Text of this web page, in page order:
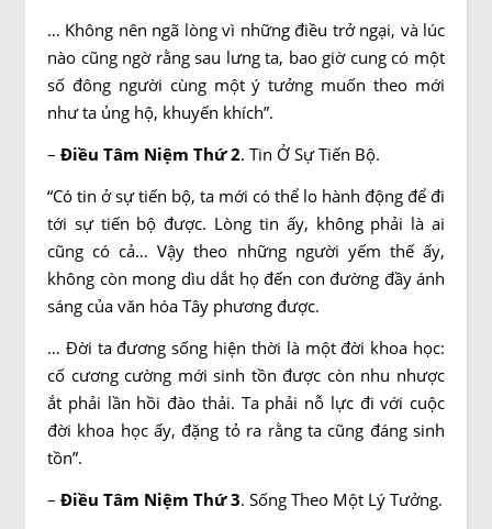
… Không nên ngã lòng vì những điều trở ngại, và lúc
nào cũng ngờ rằng sau lưng ta, bao giờ cung có một
số đông người cùng một ý tưởng muốn theo mới
như ta ủng hộ, khuyến khích”.
– Điều Tâm Niệm Thứ 2. Tin Ở Sự Tiến Bộ.
“Có tin ở sự tiến bộ, ta mới có thể lo hành động để đi
tới sự tiến bộ được. Lòng tin ấy, không phải là ai
cũng có cả… Vậy theo những người yếm thế ấy,
không còn mong dìu dắt họ đến con đường đầy ánh
sáng của văn hóa Tây phương được.
… Đời ta đương sống hiện thời là một đời khoa học:
cố cương cường mới sinh tồn được còn nhu nhược
ắt phải lần hồi đào thải. Ta phải nỗ lực đi với cuộc
đời khoa học ấy, đặng tỏ ra rằng ta cũng đáng sinh
tồn”.
– Điều Tâm Niệm Thứ 3. Sống Theo Một Lý Tưởng.